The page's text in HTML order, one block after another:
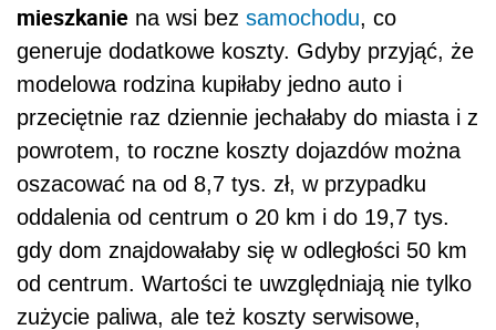
mieszkanie na wsi bez samochodu, co
generuje dodatkowe koszty. Gdyby przyjąć, że
modelowa rodzina kupiłaby jedno auto i
przeciętnie raz dziennie jechałaby do miasta i z
powrotem, to roczne koszty dojazdów można
oszacować na od 8,7 tys. zł, w przypadku
oddalenia od centrum o 20 km i do 19,7 tys.
gdy dom znajdowałaby się w odległości 50 km
od centrum. Wartości te uwzględniają nie tylko
zużycie paliwa, ale też koszty serwisowe,